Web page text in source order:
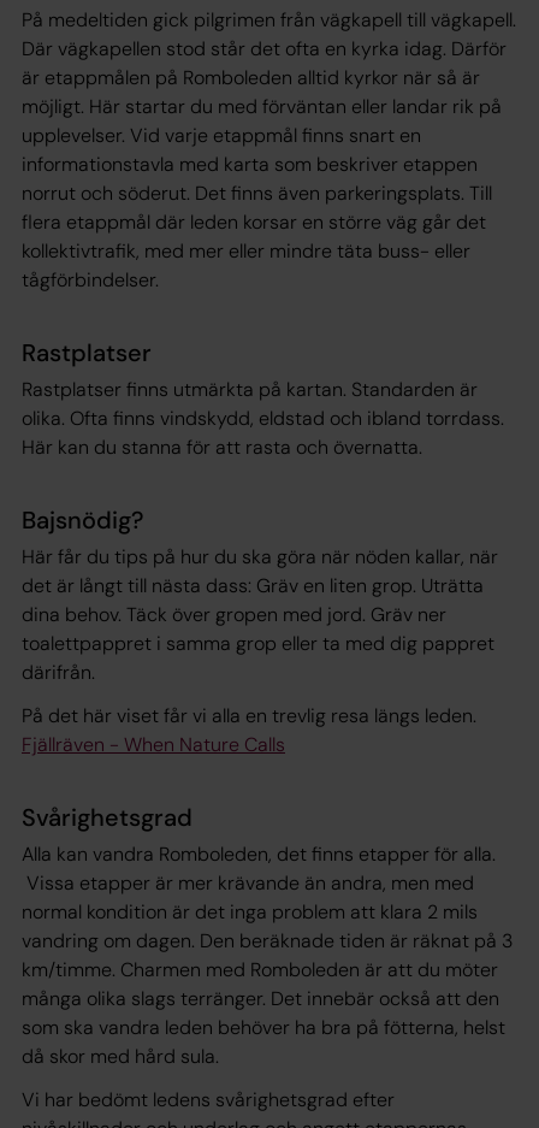
På medeltiden gick pilgrimen från vägkapell till vägkapell.
Där vägkapellen stod står det ofta en kyrka idag. Därför
är etappmålen på Romboleden alltid kyrkor när så är
möjligt. Här startar du med förväntan eller landar rik på
upplevelser. Vid varje etappmål finns snart en
informationstavla med karta som beskriver etappen
norrut och söderut. Det finns även parkeringsplats. Till
flera etappmål där leden korsar en större väg går det
kollektivtrafik, med mer eller mindre täta buss- eller
tågförbindelser.
Rastplatser
Rastplatser finns utmärkta på kartan. Standarden är
olika. Ofta finns vindskydd, eldstad och ibland torrdass.
Här kan du stanna för att rasta och övernatta.
Bajsnödig?
Här får du tips på hur du ska göra när nöden kallar, när
det är långt till nästa dass: Gräv en liten grop. Uträtta
dina behov. Täck över gropen med jord. Gräv ner
toalettpappret i samma grop eller ta med dig pappret
därifrån.
På det här viset får vi alla en trevlig resa längs leden.
Fjällräven - When Nature Calls
Svårighetsgrad
Alla kan vandra Romboleden, det finns etapper för alla.
Vissa etapper är mer krävande än andra, men med
normal kondition är det inga problem att klara 2 mils
vandring om dagen. Den beräknade tiden är räknat på 3
km/timme. Charmen med Romboleden är att du möter
många olika slags terränger. Det innebär också att den
som ska vandra leden behöver ha bra på fötterna, helst
då skor med hård sula.
Vi har bedömt ledens svårighetsgrad efter